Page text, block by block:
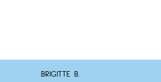
BRIGITTE B.